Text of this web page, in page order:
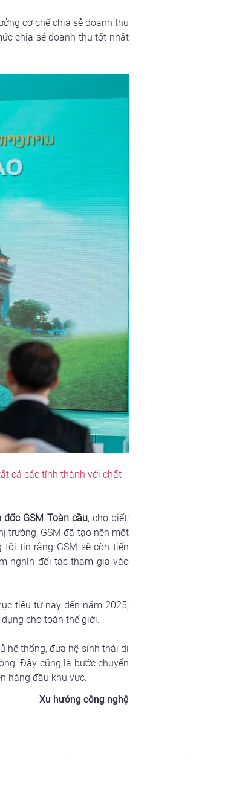
cơ chế chia sẻ doanh thu
chia sẻ doanh thu tốt nhất
cả các tỉnh thành với chất
đốc GSM Toàn cầu
trường, GSM đã tạo nên một
tin rằng GSM sẽ còn tiến
nghìn đối tác tham gia vào
tiêu từ nay đến năm 2025;
cho toàn thế giới.
hệ thống, đưa hệ sinh thái di
Đây cũng là bước chuyển
hàng đầu khu vực.
Xu hướng công nghệ